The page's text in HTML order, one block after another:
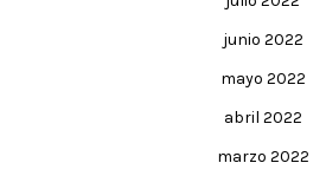
junio 2022
mayo 2022
abril 2022
marzo 2022